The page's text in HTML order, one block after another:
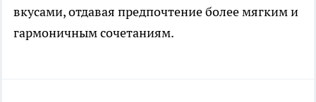
вкусами, отдавая предпочтение более мягким и
гармоничным сочетаниям.